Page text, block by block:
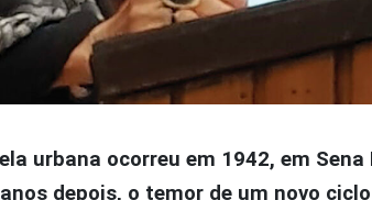
urbana ocorreu em 1942, em
depois, o temor de um novo